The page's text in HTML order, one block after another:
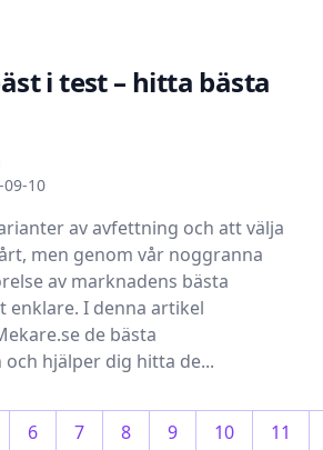
i test – hitta bästa
10
av avfettning och att välja
men genom vår noggranna
av marknadens bästa
enklare. I denna artikel
de bästa
hjälper dig hitta de...
6 7 8 9 10 11